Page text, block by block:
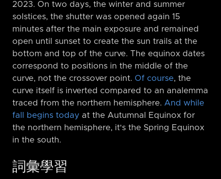
2023. On two days, the winter and summer
solstices, the shutter was opened again 15
minutes after the main exposure and remained
open until sunset to create the sun trails at the
bottom and top of the curve. The equinox dates
correspond to positions in the middle of the
curve, not the crossover point. Of course, the
curve itself is inverted compared to an analemma
traced from the northern hemisphere. And while
fall begins today at the Autumnal Equinox for
the northern hemisphere, it's the Spring Equinox
in the south.
詞彙學習